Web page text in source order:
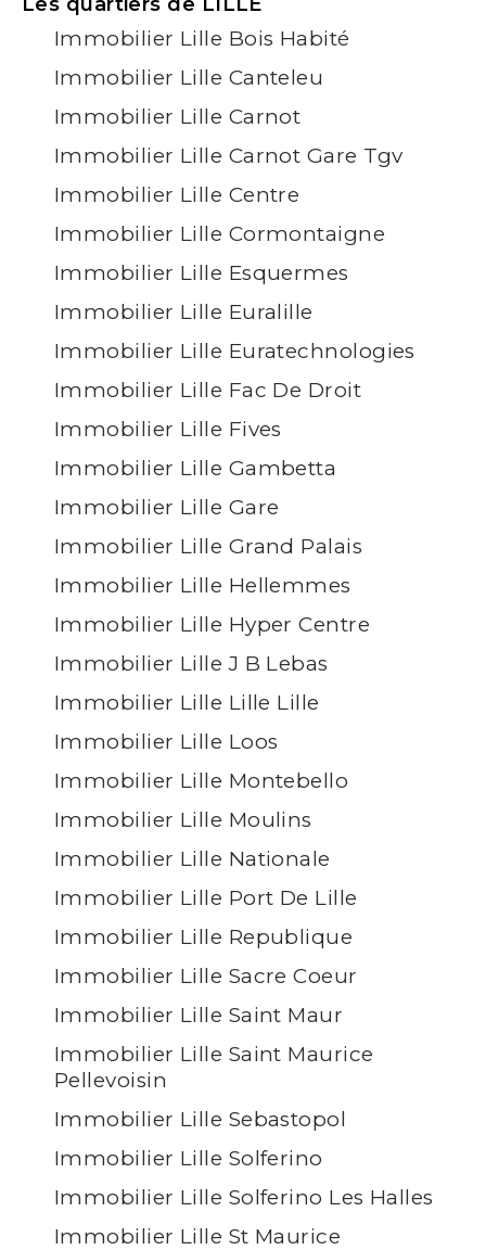
Immobilier Lille Bois Habité
Immobilier Lille Canteleu
Immobilier Lille Carnot
Immobilier Lille Carnot Gare Tgv
Immobilier Lille Centre
Immobilier Lille Cormontaigne
Immobilier Lille Esquermes
Immobilier Lille Euralille
Immobilier Lille Euratechnologies
Immobilier Lille Fac De Droit
Immobilier Lille Fives
Immobilier Lille Gambetta
Immobilier Lille Gare
Immobilier Lille Grand Palais
Immobilier Lille Hellemmes
Immobilier Lille Hyper Centre
Immobilier Lille J B Lebas
Immobilier Lille Lille Lille
Immobilier Lille Loos
Immobilier Lille Montebello
Immobilier Lille Moulins
Immobilier Lille Nationale
Immobilier Lille Port De Lille
Immobilier Lille Republique
Immobilier Lille Sacre Coeur
Immobilier Lille Saint Maur
Immobilier Lille Saint Maurice
Pellevoisin
Immobilier Lille Sebastopol
Immobilier Lille Solferino
Immobilier Lille Solferino Les Halles
Immobilier Lille St Maurice